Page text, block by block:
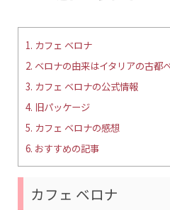
1. カフェ ベロナ
2. ベロナの由来はイタリアの古都
3. カフェ ベロナの公式情報
4. 旧パッケージ
5. カフェ ベロナの感想
6. おすすめの記事
カフェ ベロナ